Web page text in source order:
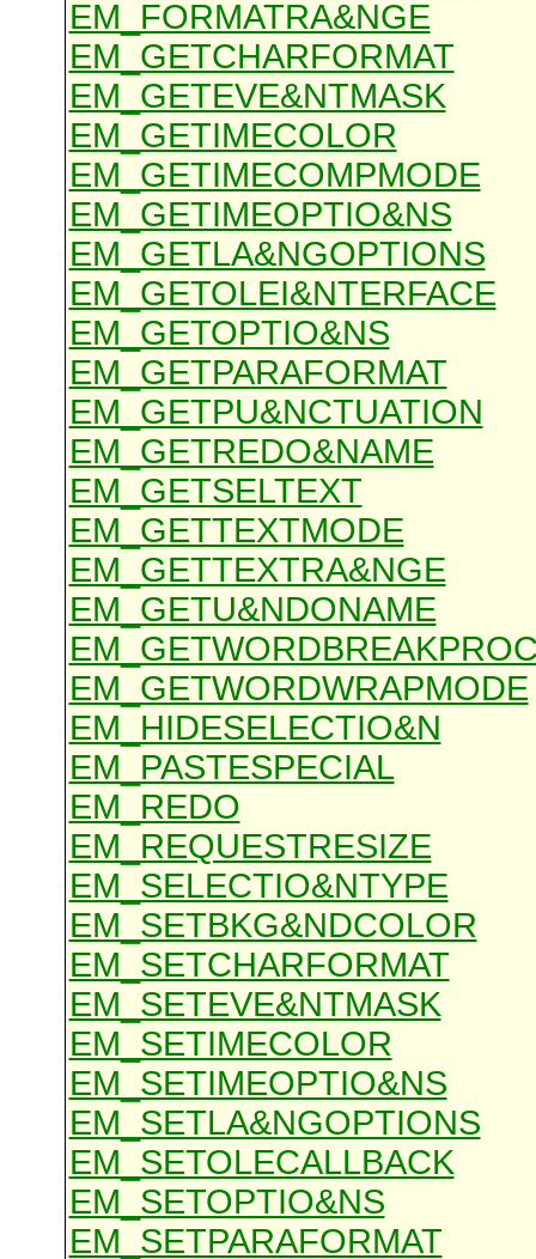
EM_FORMATRA&NGE
EM_GETCHARFORMAT
EM_GETEVE&NTMASK
EM_GETIMECOLOR
EM_GETIMECOMPMODE
EM_GETIMEOPTIO&NS
EM_GETLA&NGOPTIONS
EM_GETOLEI&NTERFACE
EM_GETOPTIO&NS
EM_GETPARAFORMAT
EM_GETPU&NCTUATION
EM_GETREDO&NAME
EM_GETSELTEXT
EM_GETTEXTMODE
EM_GETTEXTRA&NGE
EM_GETU&NDONAME
EM_GETWORDWRAPMODE
EM_HIDESELECTIO&N
EM_PASTESPECIAL
EM_REDO
EM_REQUESTRESIZE
EM_SELECTIO&NTYPE
EM_SETBKG&NDCOLOR
EM_SETCHARFORMAT
EM_SETEVE&NTMASK
EM_SETIMECOLOR
EM_SETIMEOPTIO&NS
EM_SETLA&NGOPTIONS
EM_SETOLECALLBACK
EM_SETOPTIO&NS
EM_SETPARAFORMAT